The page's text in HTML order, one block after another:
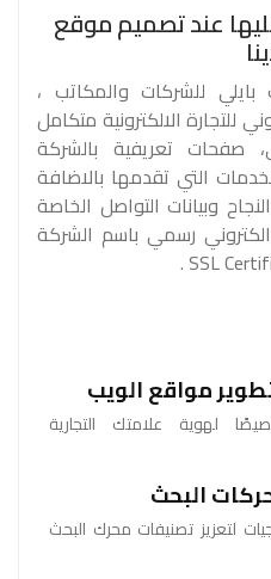
عند تصميم موقع
للشركات والمكاتب ،
للتجارة الالكترونية متكامل
صفحات تعريفية بالشركة
التي تقدمها بالاضافة
وبيانات التواصل الخاصة
رسمي باسم الشركة
مواقع الويب
لهوية علامتك التجارية
البحث
لتعزيز تصنيفات محرك البحث